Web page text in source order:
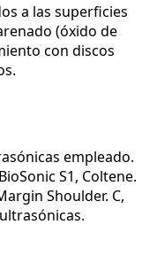
a las superficies
(óxido de
con discos
empleado.
S1, Coltene.
Shoulder. C,